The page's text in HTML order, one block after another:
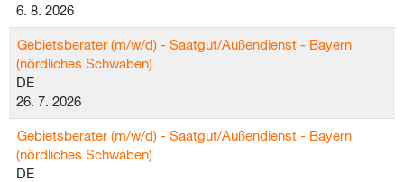
6. 8. 2026
Gebietsberater (m/w/d) - Saatgut/Außendienst - Bayern
(nördliches Schwaben)
DE
26. 7. 2026
Gebietsberater (m/w/d) - Saatgut/Außendienst - Bayern
(nördliches Schwaben)
DE